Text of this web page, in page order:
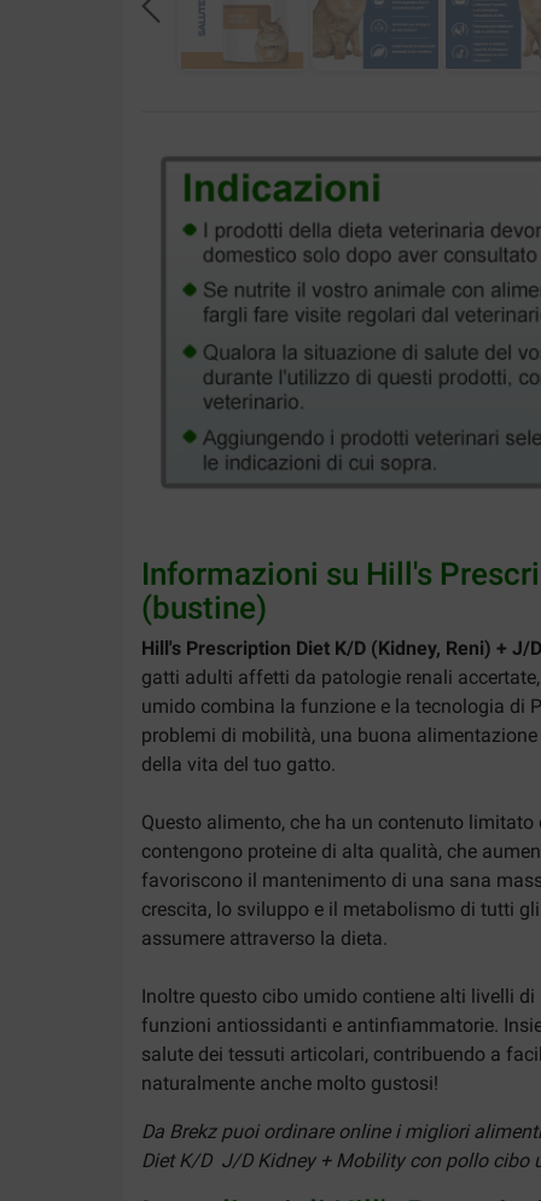
Informazioni su Hill's
(bustine)
Hill's Prescription Diet K/D (Kidney, Reni) +
gatti adulti affetti da patologie renali
umido combina la funzione e la tecnologia di
problemi di mobilità, una buona
della vita del tuo gatto.
Questo alimento, che ha un contenuto
contengono proteine di alta qualità, che
favoriscono il mantenimento di una sana
crescita, lo sviluppo e il metabolismo di tutti
assumere attraverso la dieta.
Inoltre questo cibo umido contiene alti livelli
funzioni antiossidanti e antinfiammatorie.
salute dei tessuti articolari, contribuendo a
naturalmente anche molto gustosi!
Da Brekz puoi ordinare online i migliori
Diet K/D J/D Kidney + Mobility con pollo cibo